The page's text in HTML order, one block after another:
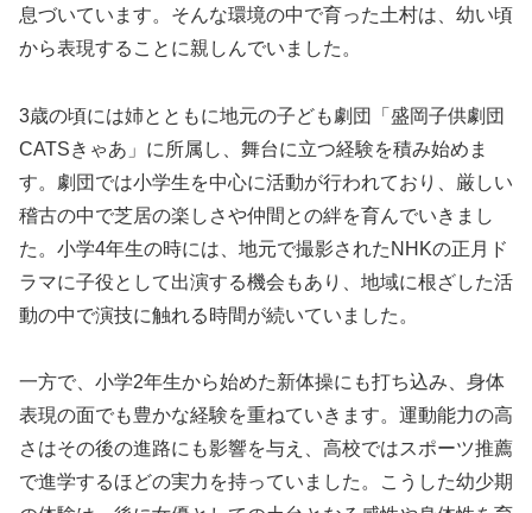
息づいています。そんな環境の中で育った土村は、幼い頃
から表現することに親しんでいました。
3歳の頃には姉とともに地元の子ども劇団「盛岡子供劇団
CATSきゃあ」に所属し、舞台に立つ経験を積み始めま
す。劇団では小学生を中心に活動が行われており、厳しい
稽古の中で芝居の楽しさや仲間との絆を育んでいきまし
た。小学4年生の時には、地元で撮影されたNHKの正月ド
ラマに子役として出演する機会もあり、地域に根ざした活
動の中で演技に触れる時間が続いていました。
一方で、小学2年生から始めた新体操にも打ち込み、身体
表現の面でも豊かな経験を重ねていきます。運動能力の高
さはその後の進路にも影響を与え、高校ではスポーツ推薦
で進学するほどの実力を持っていました。こうした幼少期